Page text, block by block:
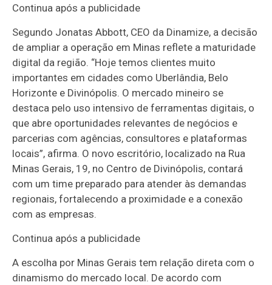
Continua após a publicidade
Segundo Jonatas Abbott, CEO da Dinamize, a decisão
de ampliar a operação em Minas reflete a maturidade
digital da região. “Hoje temos clientes muito
importantes em cidades como Uberlândia, Belo
Horizonte e Divinópolis. O mercado mineiro se
destaca pelo uso intensivo de ferramentas digitais, o
que abre oportunidades relevantes de negócios e
parcerias com agências, consultores e plataformas
locais”, afirma. O novo escritório, localizado na Rua
Minas Gerais, 19, no Centro de Divinópolis, contará
com um time preparado para atender às demandas
regionais, fortalecendo a proximidade e a conexão
com as empresas.
Continua após a publicidade
A escolha por Minas Gerais tem relação direta com o
dinamismo do mercado local. De acordo com